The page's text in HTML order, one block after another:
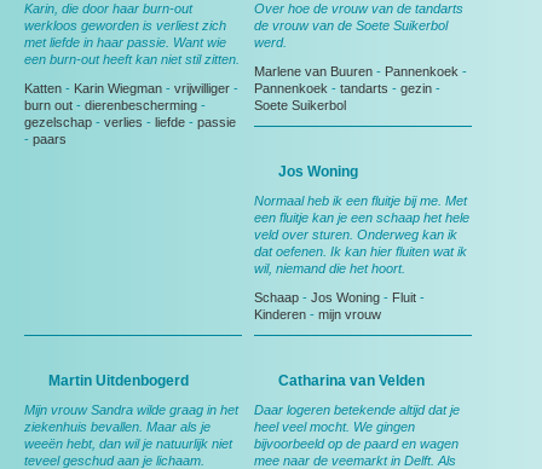
Karin, die door haar burn-out
werkloos geworden is verliest zich
met liefde in haar passie. Want wie
een burn-out heeft kan niet stil zitten.
Katten - Karin Wiegman - vrijwilliger -
burn out - dierenbescherming -
gezelschap - verlies - liefde - passie
- paars
Over hoe de vrouw van de tandarts
de vrouw van de Soete Suikerbol
werd.
Marlene van Buuren - Pannenkoek -
Pannenkoek - tandarts - gezin -
Soete Suikerbol
Jos Woning
Normaal heb ik een fluitje bij me. Met
een fluitje kan je een schaap het hele
veld over sturen. Onderweg kan ik
dat oefenen. Ik kan hier fluiten wat ik
wil, niemand die het hoort.
Schaap - Jos Woning - Fluit -
Kinderen - mijn vrouw
Martin Uitdenbogerd
Mijn vrouw Sandra wilde graag in het
ziekenhuis bevallen. Maar als je
weeën hebt, dan wil je natuurlijk niet
teveel geschud aan je lichaam.
Catharina van Velden
Daar logeren betekende altijd dat je
heel veel mocht. We gingen
bijvoorbeeld op de paard en wagen
mee naar de veemarkt in Delft. Als